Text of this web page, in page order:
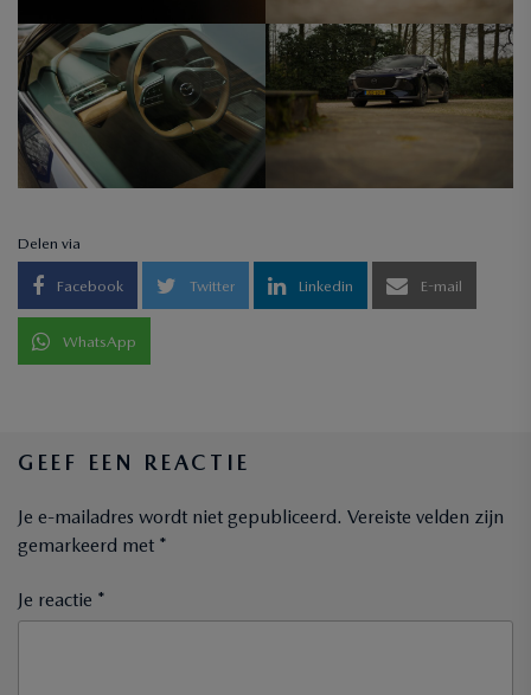
Delen via
Facebook Twitter Linkedin E-mail
WhatsApp
GEEF EEN REACTIE
Je e-mailadres wordt niet gepubliceerd. Vereiste velden zijn
gemarkeerd met *
Je reactie *